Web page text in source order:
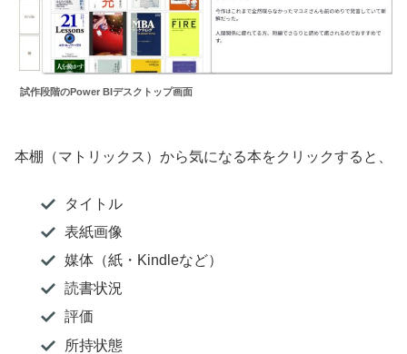
試作段階のPower BIデスクトップ画面
本棚（マトリックス）から気になる本をクリックすると、
タイトル
表紙画像
媒体（紙・Kindleなど）
読書状況
評価
所持状態